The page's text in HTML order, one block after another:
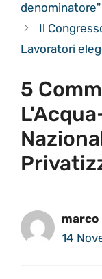
denominatore"
Il
Lavoratori
5
marco
14